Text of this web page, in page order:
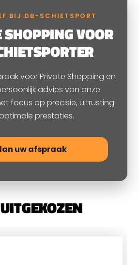
BIJ DB-SCHIETSPORT
SHOPPING VOOR
voor Private Shopping en
advies van onze
focus op precisie, uitrusting
prestaties.
uw afspraak